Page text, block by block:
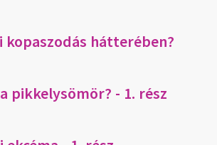
kopaszodás hátterében?
pikkelysömör? - 1. rész